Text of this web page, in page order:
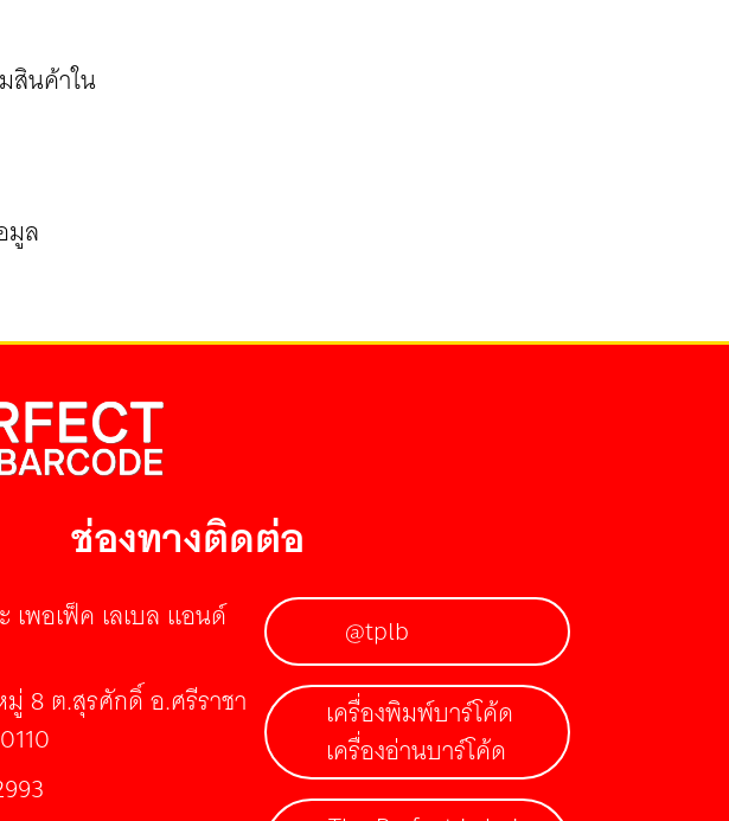
สินค้าใน
มูล
ช่องทางติดต่อ
เพอเฟ็ค เลเบล แอนด์
8 ต.สุรศักดิ์ อ.ศรีราชา
@tplb
เครื่องพิมพ์บาร์โค้ด
เครื่องอ่านบาร์โค้ด